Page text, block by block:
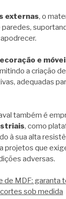
externas, o
e
a criação
adequadas
também é
, como
à sua alta
projetos que
adversas.
de MDF: garanta
sob medida